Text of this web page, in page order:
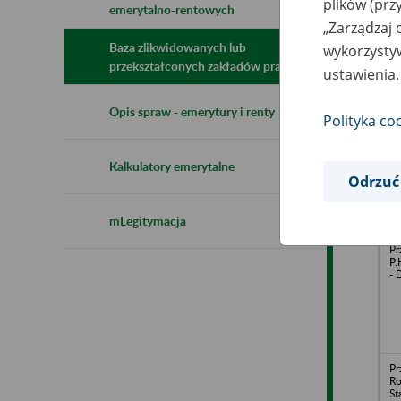
emerytalno-rentowych
Baza zlikwidowanych lub
przekształconych zakładów pracy
Opis spraw - emerytury i renty
Kalkulatory emerytalne
mLegitymacja
-
plików
„Zarządzaj
Polityka